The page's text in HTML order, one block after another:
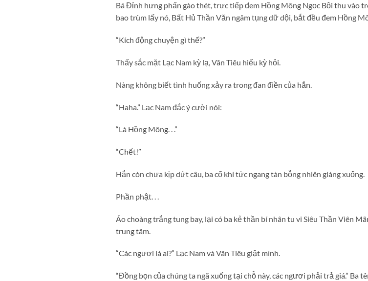
Bá Đỉnh hưng phấn gào thét, trực tiếp đem Hồng Mông Ngọc Bội thu vào
bao trùm lấy nó, Bất Hủ Thần Văn ngâm tụng dữ dội, bắt đều đem Hồng
“Kích động chuyện gì thế?”
Thấy sắc mặt Lạc Nam kỳ lạ, Vân Tiêu hiếu kỳ hỏi.
Nàng không biết tình huống xảy ra trong đan điền của hắn.
“Haha.” Lạc Nam đắc ý cười nói:
“Là Hồng Mông. . .”
“Chết!”
Hắn còn chưa kịp dứt câu, ba cổ khí tức ngang tàn bỗng nhiên giáng xuống.
Phần phật. . .
Áo choàng trắng tung bay, lại có ba kẻ thần bí nhân tu vi Siêu Thần Viên
trung tâm.
“Các ngươi là ai?” Lạc Nam và Vân Tiêu giật mình.
“Đồng bọn của chúng ta ngã xuống tại chỗ này, các ngươi phải trả giá.” Ba